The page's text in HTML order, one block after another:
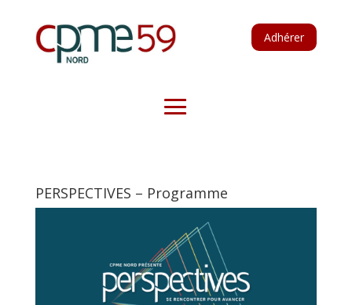
Adhérer
PERSPECTIVES – Programme